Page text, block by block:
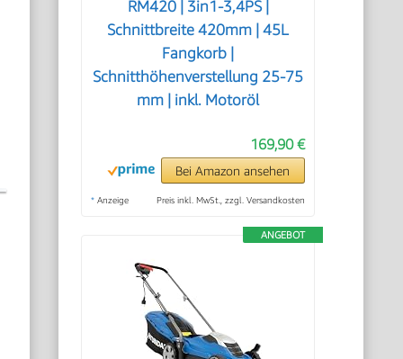
RM420 | 3in1-3,4PS |
Schnittbreite 420mm | 45L
Fangkorb |
Schnitthöhenverstellung 25-75
mm | inkl. Motoröl
169,90 €
Bei Amazon ansehen
* Anzeige Preis inkl. MwSt., zzgl. Versandkosten
ANGEBOT